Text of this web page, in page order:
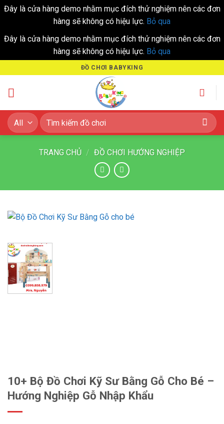
Đây là cửa hàng demo nhằm mục đích thử nghiệm nên các đơn
hàng sẽ không có hiệu lực. Bỏ qua
Đây là cửa hàng demo nhằm mục đích thử nghiệm nên các đơn
hàng sẽ không có hiệu lực. Bỏ qua
to
content
ĐỒ CHƠI BABYKING
Tìm
kiếm:
TRANG CHỦ / ĐỒ CHƠI HƯỚNG NGHIỆP
10+ Bộ Đồ Chơi Kỹ Sư Bằng Gỗ Cho Bé –
Hướng Nghiệp Gỗ Nhập Khẩu